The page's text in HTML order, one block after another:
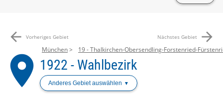
arrow_back Vorheriges Gebiet Nächstes Gebiet arrow_forward
place
München 19 - Thalkirchen-Obersendling-Forstenried-
1922 - Wahlbezirk
Anderes Gebiet auswählen